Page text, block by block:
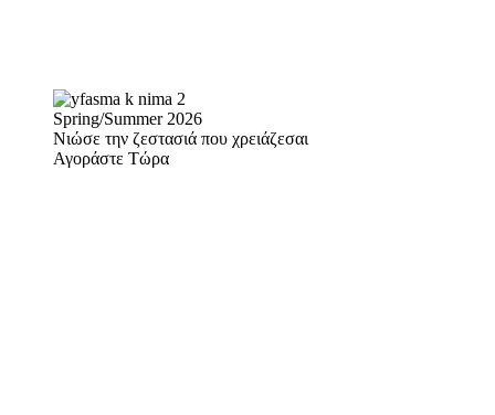
Spring/Summer 2026
Νιώσε την ζεστασιά που χρειάζεσαι
Αγοράστε Τώρα